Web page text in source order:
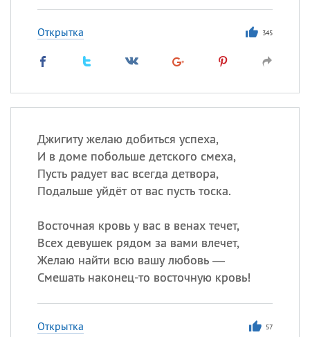
Открытка 345
Джигиту желаю добиться успеха,
И в доме побольше детского смеха,
Пусть радует вас всегда детвора,
Подальше уйдёт от вас пусть тоска.
Восточная кровь у вас в венах течет,
Всех девушек рядом за вами влечет,
Желаю найти всю вашу любовь —
Смешать наконец-то восточную кровь!
Открытка 57